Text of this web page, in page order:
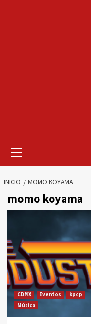
primario
INICIO MOMO KOYAMA
momo koyama
CDMX Eventos
kpop
Música